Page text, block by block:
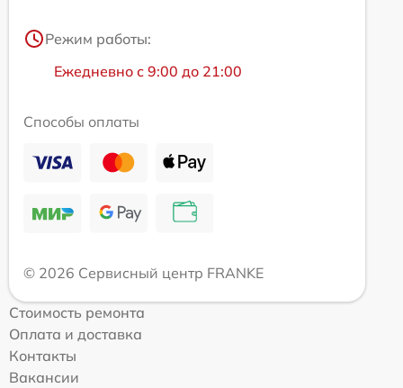
Режим работы:
Ежедневно с 9:00 до 21:00
Способы оплаты
© 2026 Сервисный центр FRANKE
Стоимость ремонта
Оплата и доставка
Контакты
Вакансии